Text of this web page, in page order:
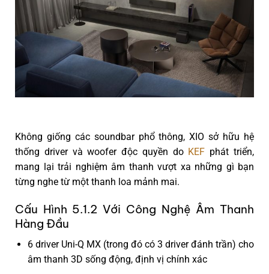
Không giống các soundbar phổ thông, XIOsở hữu hệ
thống driver và woofer độc quyền do KEF phát triển,
mang lại trải nghiệm âm thanh vượt xa những gì bạn
từng nghe từ một thanh loa mảnh mai.
Cấu Hình 5.1.2 Với Công Nghệ Âm Thanh
Hàng Đầu
6 driver Uni-Q MX(trong đó có 3 driver đánh trần) cho
âm thanh 3D sống động, định vị chính xác